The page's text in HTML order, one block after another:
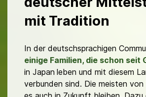
mit Tradition
In der deutschsprachigen
einige Familien, die schon seit
in Japan leben und mit diesem
verbunden sind. Die meisten von